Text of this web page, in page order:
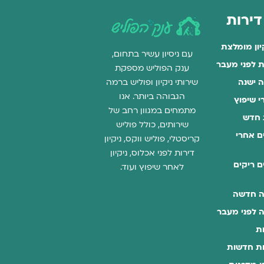
דירות
מומלצת
לפני מעבר
ישנה
שיפוץ
חדש
אחרי
ריקים
חדשה
לפני מעבר
חדשות
עם ניסיון עשיר בתחום,
ענק הפוליש מספקת
שירותי ניקיון ופוליש ברמה
הגבוהה ביותר. אנו
מתמחים במגוון רחב של
שירותים, כולל פוליש
קריסטלי, פוליש ווקס, ניקיון
דירות לפני אכלוס, ניקיון
לאחר שיפוץ ועוד.